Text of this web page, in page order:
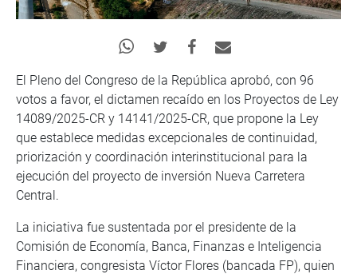
El Pleno del Congreso de la República aprobó, con 96
votos a favor, el dictamen recaído en los Proyectos de Ley
14089/2025-CR y 14141/2025-CR, que propone la Ley
que establece medidas excepcionales de continuidad,
priorización y coordinación interinstitucional para la
ejecución del proyecto de inversión Nueva Carretera
Central.
La iniciativa fue sustentada por el presidente de la
Comisión de Economía, Banca, Finanzas e Inteligencia
Financiera, congresista Víctor Flores (bancada FP), quien